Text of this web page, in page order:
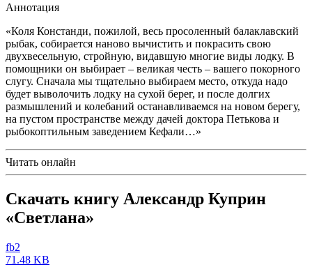
Аннотация
«Коля Констанди, пожилой, весь просоленный балаклавский
рыбак, собирается наново вычистить и покрасить свою
двухвесельную, стройную, видавшую многие виды лодку. В
помощники он выбирает – великая честь – вашего покорного
слугу. Сначала мы тщательно выбираем место, откуда надо
будет выволочить лодку на сухой берег, и после долгих
размышлений и колебаний останавливаемся на новом берегу,
на пустом пространстве между дачей доктора Петькова и
рыбокоптильным заведением Кефали…»
Читать онлайн
Скачать книгу Александр Куприн
«Светлана»
fb2
71.48 KB